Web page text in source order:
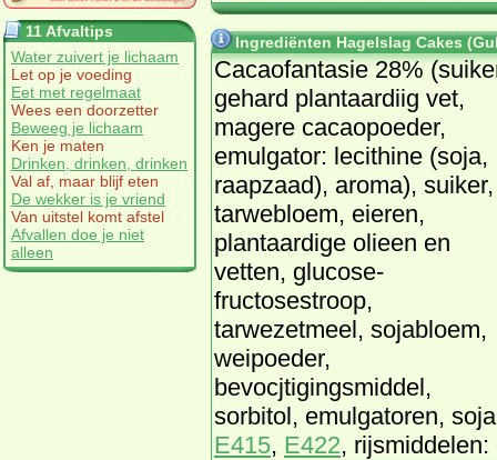
11 Afvaltips
Water zuivert je lichaam
Let op je voeding
Eet met regelmaat
Wees een doorzetter
Beweeg je lichaam
Ken je maten
Drinken, drinken, drinken
Val af, maar blijf eten
De wekker is je vriend
Van uitstel komt afstel
Afvallen doe je niet
alleen
Ingrediënten Hagelslag Cakes
Cacaofantasie 28%
gehard plantaardiig vet,
magere cacaopoeder,
emulgator: lecithine (soja,
raapzaad), aroma), suiker,
tarwebloem, eieren,
plantaardige olieen en
vetten, glucose-
fructosestroop,
tarwezetmeel, sojabloem,
weipoeder,
bevocjtigingsmiddel,
sorbitol, emulgatoren,
E415, E422,